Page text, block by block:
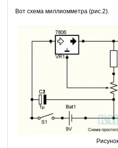
Вот схема миллиомметра (рис.2).